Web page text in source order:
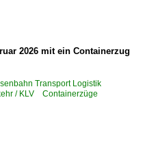
2026 mit ein Containerzug
Transport Logistik
/ KLV Containerzüge